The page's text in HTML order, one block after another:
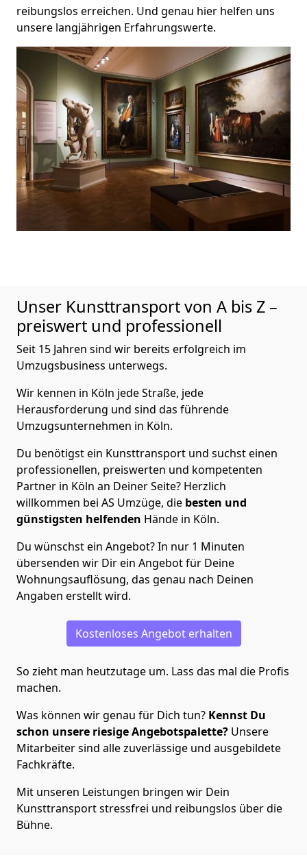
reibungslos erreichen. Und genau hier helfen uns
unsere langjährigen Erfahrungswerte.
Unser Kunsttransport von A bis Z –
preiswert und professionell
Seit 15 Jahren sind wir bereits erfolgreich im
Umzugsbusiness unterwegs.
Wir kennen in Köln jede Straße, jede
Herausforderung und sind das führende
Umzugsunternehmen in Köln.
Du benötigst ein Kunsttransport und suchst einen
professionellen, preiswerten und kompetenten
Partner in Köln an Deiner Seite? Herzlich
willkommen bei AS Umzüge, die besten und
günstigsten helfenden Hände in Köln.
Du wünschst ein Angebot? In nur 1 Minuten
übersenden wir Dir ein Angebot für Deine
Wohnungsauflösung, das genau nach Deinen
Angaben erstellt wird.
Kostenloses Angebot erhalten
So zieht man heutzutage um. Lass das mal die Profis
machen.
Was können wir genau für Dich tun? Kennst Du
schon unsere riesige Angebotspalette? Unsere
Mitarbeiter sind alle zuverlässige und ausgebildete
Fachkräfte.
Mit unseren Leistungen bringen wir Dein
Kunsttransport stressfrei und reibungslos über die
Bühne.